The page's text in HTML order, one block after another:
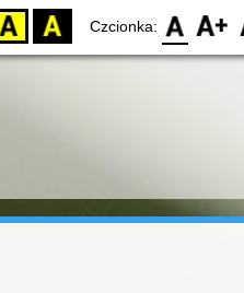
YB BY Czcionka: F0 F1